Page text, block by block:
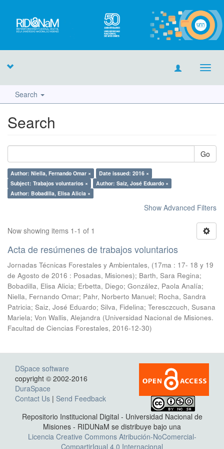
Search
Search
Go
Author: Niella, Fernando Omar ×
Date issued: 2016 ×
Subject: Trabajos voluntarios ×
Author: Saiz, José Eduardo ×
Author: Bobadilla, Elisa Alicia ×
Show Advanced Filters
Now showing items 1-1 of 1
Acta de resúmenes de trabajos voluntarios
Jornadas Técnicas Forestales y Ambientales, (17ma : 17- 18 y 19
de Agosto de 2016 : Posadas, Misiones); Barth, Sara Regina;
Bobadilla, Elisa Alicia; Erbetta, Diego; González, Paola Analía;
Niella, Fernando Omar; Pahr, Norberto Manuel; Rocha, Sandra
Patricia; Saiz, José Eduardo; Silva, Fidelina; Teresczcuch, Susana
Mariela; Von Wallis, Alejandra (Universidad Nacional de Misiones.
Facultad de Ciencias Forestales, 2016-12-30)
DSpace software
copyright © 2002-2016
DuraSpace
Contact Us | Send Feedback
Repositorio Institucional Digital - Universidad Nacional de
Misiones - RIDUNaM se distribuye bajo una
Licencia Creative Commons Atribución-NoComercial-
CompartirIgual 4.0 Internacional